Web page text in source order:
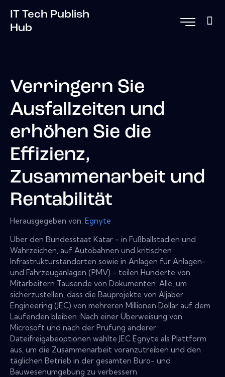
IT Tech Publish
Hub
Verringern Sie
Ausfallzeiten und
erhöhen Sie die
Effizienz,
Zusammenarbeit und
Rentabilität
Herausgegeben von: Egnyte
Über den Bundesstaat Katar - in Fußballstadien und
Wahrzeichen, auf Autobahnen und kritischen
Infrastrukturstandorten sowie in Anlagen für Anlagen-
und Fahrzeuganlagen (PMV) - teilen Hunderte von
Mitarbeitern Tausende von Dokumenten. Alle, um
sicherzustellen, dass die Bauprojekte von Aljaber
Engineering (JEC) von mehreren Millionen Dollar auf dem
Laufenden bleiben. Nach einer Überweisung von
Microsoft und nach der Prüfung anderer
Dateifreigabeoptionen wählte JEC Egnyte als Plattform
aus, um die Zusammenarbeit voranzutreiben und den
täglichen Betrieb in der gesamten Büro- und
Bauwesenumgebung zu verbessern.